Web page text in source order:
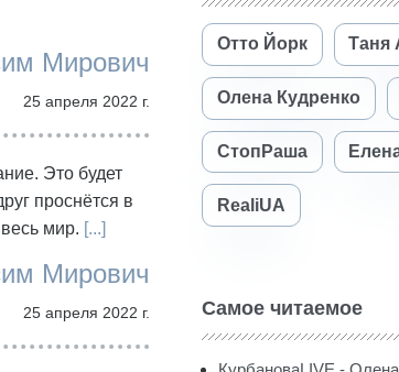
Мирович
25 апреля 2022 г.
Это будет
проснётся в
мир. [...]
Мирович
25 апреля 2022 г.
Отто Йорк Таня
Олена Кудренко
СтопРаша
RealiUA
Самое читаемое